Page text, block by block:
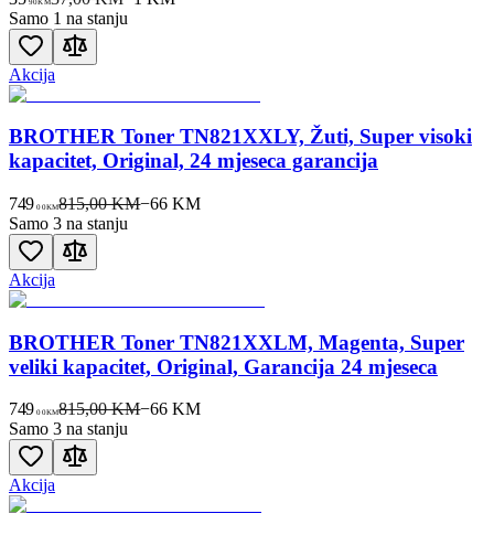
Samo 1 na stanju
Akcija
BROTHER Toner TN821XXLY, Žuti, Super visoki
kapacitet, Original, 24 mjeseca garancija
749 00KM815,00 KM−66 KM
Samo 3 na stanju
Akcija
BROTHER Toner TN821XXLM, Magenta, Super
veliki kapacitet, Original, Garancija 24 mjeseca
749 00KM815,00 KM−66 KM
Samo 3 na stanju
Akcija